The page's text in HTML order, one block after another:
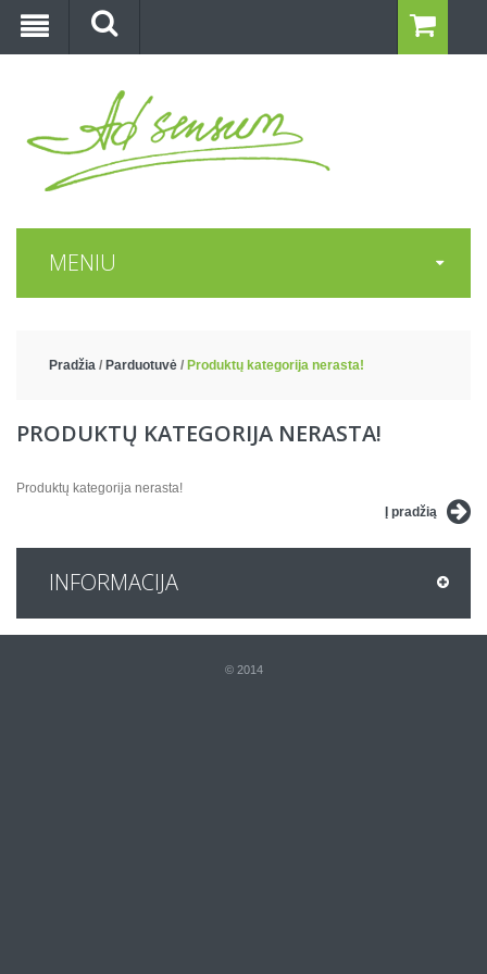
MENIU
Pradžia / Parduotuvė / Produktų kategorija nerasta!
PRODUKTŲ KATEGORIJA NERASTA!
Produktų kategorija nerasta!
Į pradžią
INFORMACIJA
© 2014